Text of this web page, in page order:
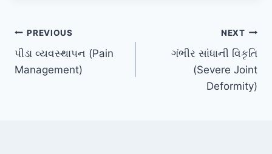
Post
navigation
PREVIOUS
પીડા વ્યવસ્થાપન (Pain
Management)
NEXT
ગંભીર સાંધાની વિકૃતિ
(Severe Joint
Deformity)